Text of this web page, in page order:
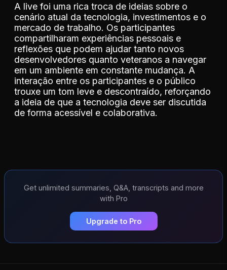
A live foi uma rica troca de ideias sobre o
cenário atual da tecnologia, investimentos e o
mercado de trabalho. Os participantes
compartilharam experiências pessoais e
reflexões que podem ajudar tanto novos
desenvolvedores quanto veteranos a navegar
em um ambiente em constante mudança. A
interação entre os participantes e o público
trouxe um tom leve e descontraído, reforçando
a ideia de que a tecnologia deve ser discutida
de forma acessível e colaborativa.
Get unlimited summaries, Q&A, transcripts and more
with Pro
Upgrade to Pro